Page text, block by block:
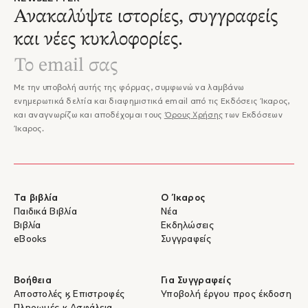
Ανακαλύψτε ιστορίες, συγγραφείς
και νέες κυκλοφορίες.
Με την υποβολή αυτής της φόρμας, συμφωνώ να λαμβάνω
ενημερωτικά δελτία και διαφημιστικά email από τις Εκδόσεις Ίκαρος,
και αναγνωρίζω και αποδέχομαι τους Όρους Χρήσης των Εκδόσεων
Ίκαρος.
Τα βιβλία
Παιδικά Βιβλία
Βιβλία
eBooks
Ο Ίκαρος
Νέα
Εκδηλώσεις
Συγγραφείς
Βοήθεια
Αποστολές & Επιστροφές
Για Συγγραφείς
Υποβολή έργου προς έκδοση